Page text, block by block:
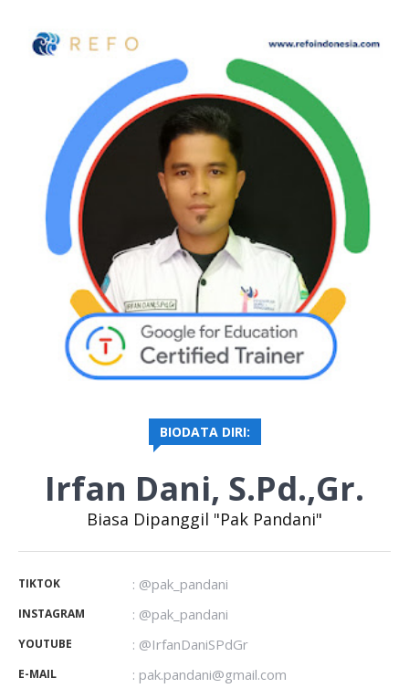
BIODATA DIRI:
Irfan Dani, S.Pd.,Gr.
Biasa Dipanggil "Pak Pandani"
TIKTOK : @pak_pandani
INSTAGRAM : @pak_pandani
YOUTUBE : @IrfanDaniSPdGr
E-MAIL : pak.pandani@gmail.com